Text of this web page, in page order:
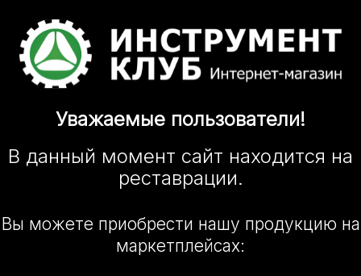
Уважаемые пользователи!
В данный момент сайт находится на
реставрации.
Вы можете приобрести нашу продукцию на
маркетплейсах: